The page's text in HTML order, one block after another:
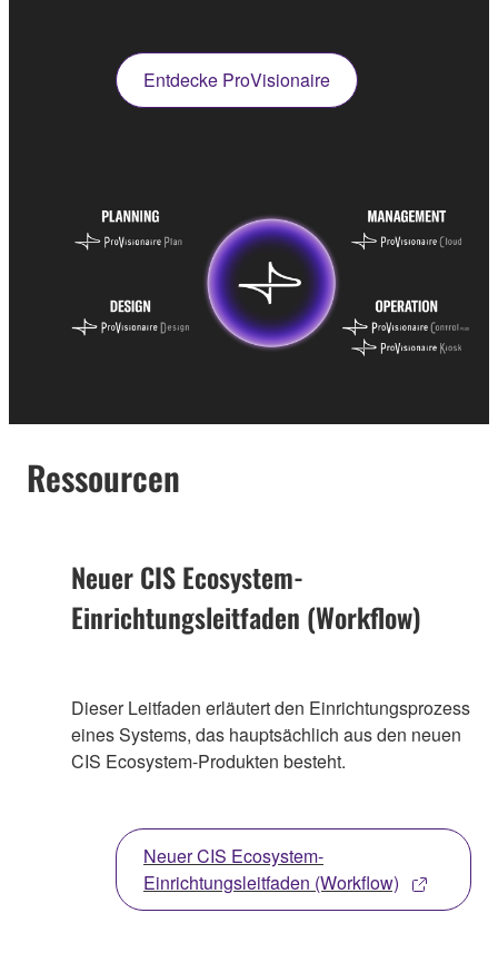
Entdecke ProVisionaire
Ressourcen
Neuer CIS Ecosystem-
Einrichtungsleitfaden (Workflow)
Dieser Leitfaden erläutert den Einrichtungsprozess
eines Systems, das hauptsächlich aus den neuen
CIS Ecosystem-Produkten besteht.
Neuer CIS Ecosystem-
Einrichtungsleitfaden (Workflow)